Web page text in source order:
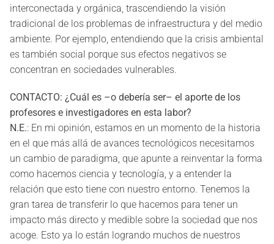
interconectada y orgánica, trascendiendo la visión
tradicional de los problemas de infraestructura y del medio
ambiente. Por ejemplo, entendiendo que la crisis ambiental
es también social porque sus efectos negativos se
concentran en sociedades vulnerables.
CONTACTO: ¿Cuál es –o debería ser– el aporte de los
profesores e investigadores en esta labor?
N.E.: En mi opinión, estamos en un momento de la historia
en el que más allá de avances tecnológicos necesitamos
un cambio de paradigma, que apunte a reinventar la forma
como hacemos ciencia y tecnología, y a entender la
relación que esto tiene con nuestro entorno. Tenemos la
gran tarea de transferir lo que hacemos para tener un
impacto más directo y medible sobre la sociedad que nos
acoge. Esto ya lo están logrando muchos de nuestros